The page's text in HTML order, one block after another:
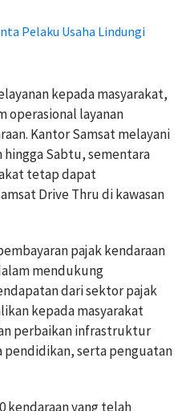
Pelaku Usaha Lindungi
kepada masyarakat,
operasional layanan
Kantor Samsat melayani
hingga Sabtu, sementara
tetap dapat
Drive Thru di kawasan
pajak kendaraan
mendukung
dari sektor pajak
kepada masyarakat
perbaikan infrastruktur
pendidikan, serta penguatan
kendaraan yang telah